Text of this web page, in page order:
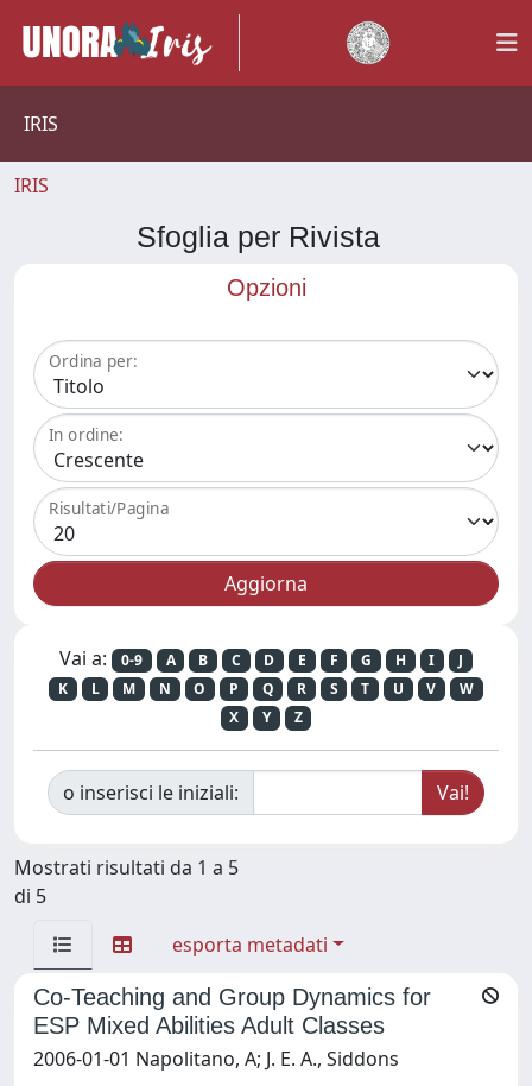
IRIS
IRIS
Sfoglia per Rivista
Opzioni
Ordina per:
In ordine:
Risultati/Pagina
Vai a: 0-9 A B C D E F G H I
J
K
L M N O P Q R S T U V
W
X
Y Z
o inserisci le iniziali:
Mostrati risultati da 1 a 5
di 5
esporta metadati
Co-Teaching and Group Dynamics for
ESP Mixed Abilities Adult Classes
2006-01-01 Napolitano, A; J. E. A., Siddons